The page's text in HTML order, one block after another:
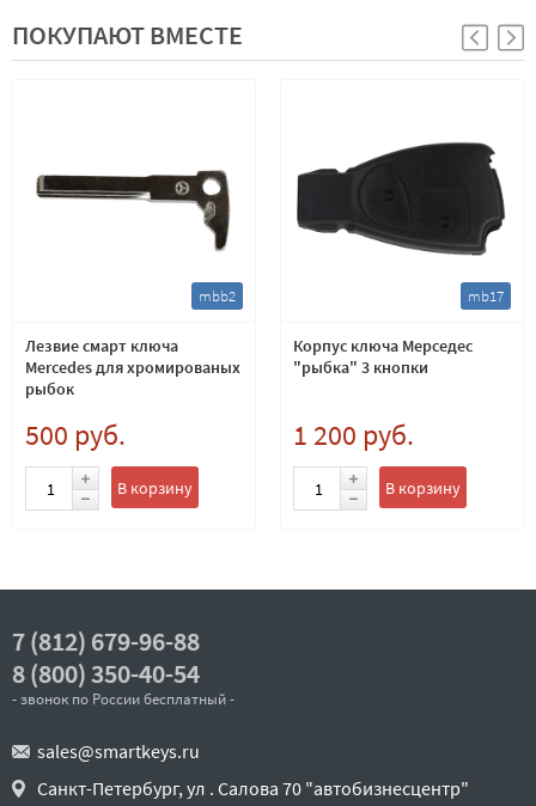
ПОКУПАЮТ ВМЕСТЕ
mbb2
Лезвие смарт ключа
Mercedes для хромированых
рыбок
500 руб.
В корзину
mb17
Корпус ключа Мерседес
"рыбка" 3 кнопки
1 200 руб.
В корзину
7 (812) 679-96-88
8 (800) 350-40-54
- звонок по России бесплатный -
sales@smartkeys.ru
Санкт-Петербург, ул . Салова 70 "автобизнесцентр"